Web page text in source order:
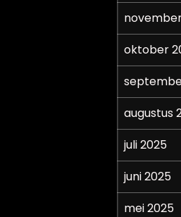
oktober
augustus
juli 2025
juni 2025
mei 2025